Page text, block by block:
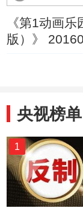
《第1动画
版）》
央视榜单
1